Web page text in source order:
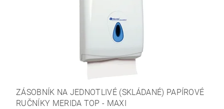
ZÁSOBNÍK NA JEDNOTLIVÉ (SKLÁDANÉ) PAPÍROVÉ
RUČNÍKY MERIDA TOP - MAXI